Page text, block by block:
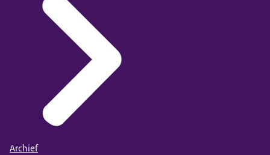
Archief